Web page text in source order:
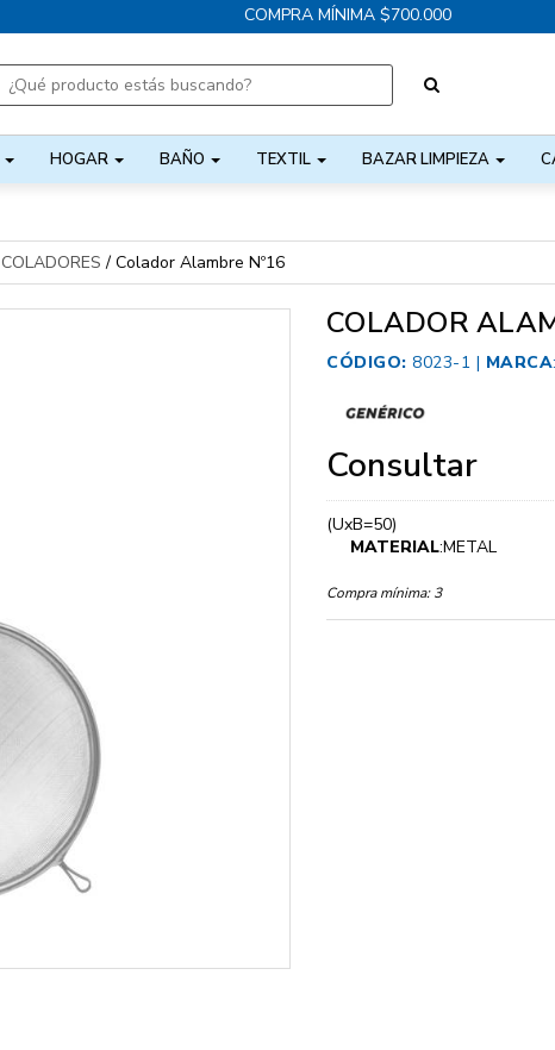
COMPRA MÍNIMA $700.000
HOGAR BAÑO TEXTIL BAZAR LIMPIEZA
COLADORES / Colador Alambre Nº16
COLADOR
CÓDIGO: 8023-1 | MARCA:
Consultar
(UxB=50)
MATERIAL:METAL
Compra mínima: 3